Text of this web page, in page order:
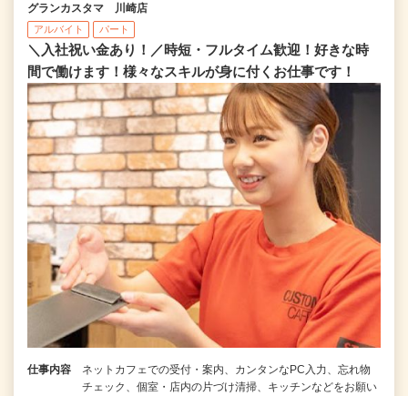
グランカスタマ 川崎店
アルバイト パート
＼入社祝い金あり！／時短・フルタイム歓迎！好きな時
間で働けます！様々なスキルが身に付くお仕事です！
仕事内容
ネットカフェでの受付・案内、カンタンなPC入力、忘れ物
チェック、個室・店内の片づけ清掃、キッチンなどをお願い